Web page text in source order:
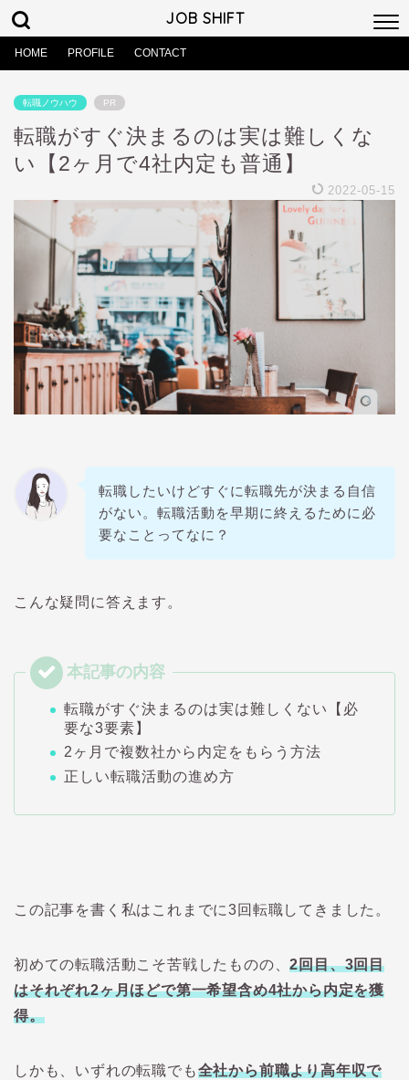
JOB SHIFT
HOME PROFILE CONTACT
転職ノウハウ PR
転職がすぐ決まるのは実は難しくな
い【2ヶ月で4社内定も普通】
2022-05-15
転職したいけどすぐに転職先が決まる自信
がない。転職活動を早期に終えるために必
要なことってなに？
こんな疑問に答えます。
転職がすぐ決まるのは実は難しくない【必
要な3要素】
2ヶ月で複数社から内定をもらう方法
正しい転職活動の進め方
この記事を書く私はこれまでに3回転職してきました。
初めての転職活動こそ苦戦したものの、2回目、3回目
はそれぞれ2ヶ月ほどで第一希望含め4社から内定を獲
得。
しかも、いずれの転職でも全社から前職より高年収で